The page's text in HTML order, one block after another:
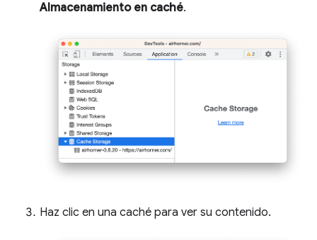
Almacenamiento en caché.
Haz clic en una caché para ver su contenido.